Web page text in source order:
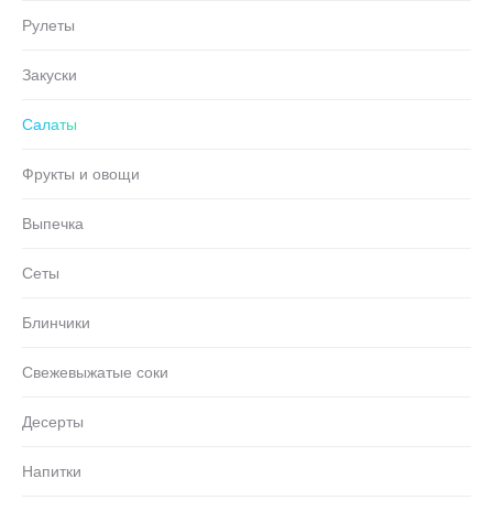
Рулеты
Закуски
Салаты
Фрукты и овощи
Выпечка
Сеты
Блинчики
Свежевыжатые соки
Десерты
Напитки